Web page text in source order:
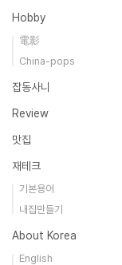
Hobby
電影
China-pops
잡동사니
Review
맛집
재테크
기본용어
내집만들기
About Korea
English